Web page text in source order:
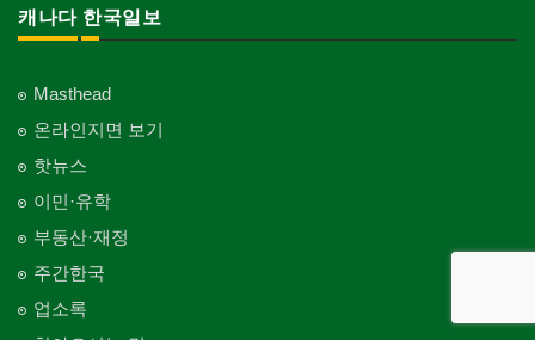
캐나다 한국일보
Masthead
온라인지면 보기
핫뉴스
이민·유학
부동산·재정
주간한국
업소록